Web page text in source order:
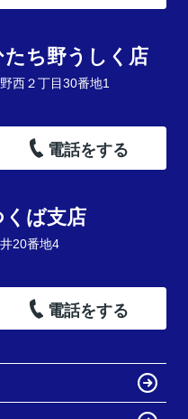
ち野うしく店
西２丁目30番地1
電話をする
ば支店
20番地4
電話をする